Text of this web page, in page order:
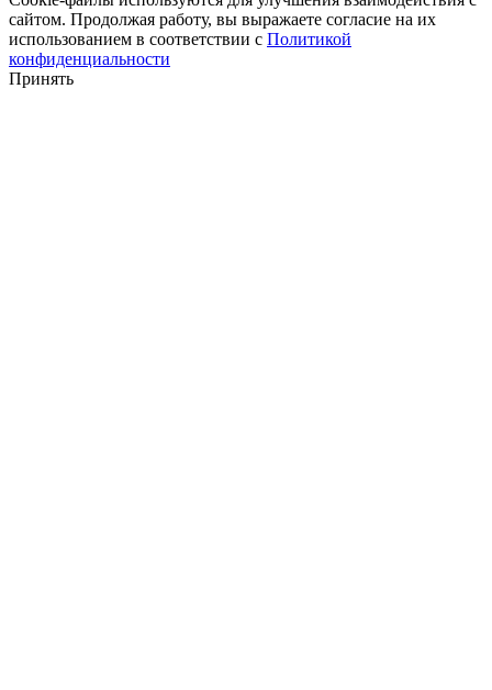
сайтом. Продолжая работу, вы выражаете согласие на их
использованием в соответствии с Политикой
конфиденциальности
Принять